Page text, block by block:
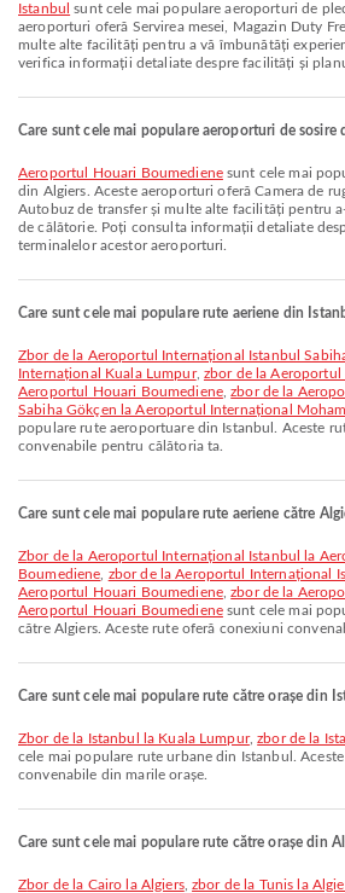
Istanbul sunt cele mai populare aeroporturi de
aeroporturi oferă Servirea mesei, Magazin Duty
multe alte facilități pentru a vă îmbunătăți
verifica informații detaliate despre facilități și
Care sunt cele mai populare aeroporturi de sosire
Aeroportul Houari Boumedienesunt cele mai
din Algiers. Aceste aeroporturi oferă Camera de
Autobuz de transfer și multe alte facilități pentru
de călătorie. Poți consulta informații detaliate
terminalelor acestor aeroporturi.
Care sunt cele mai populare rute aeriene din
zbor de la Aeroportul Internațional Istanbul Sabiha Gökçen la Aeroportul
Internațional Kuala Lumpur, zbor de la
Aeroportul Houari Boumediene,zbor de la
Sabiha Gökçen la Aeroportul Internațional
populare rute aeroportuare din Istanbul. Aceste
convenabile pentru călătoria ta.
Care sunt cele mai populare rute aeriene către
zbor de la Aeroportul Internațional Istanbul la Aeroportul Houari
Boumediene zbor de la Aeroportul Internațional
Aeroportul Houari Boumediene,zbor de la
Aeroportul Houari Boumedienesunt cele mai
către Algiers. Aceste rute oferă conexiuni
Care sunt cele mai populare rute către orașe din
zbor de la Istanbul la Kuala Lumpur,zbor de la
cele mai populare rute urbane din Istanbul.
convenabile din marile orașe.
Care sunt cele mai populare rute către orașe din
zbor de la Cairo la Algiers,zbor de la Tunis la